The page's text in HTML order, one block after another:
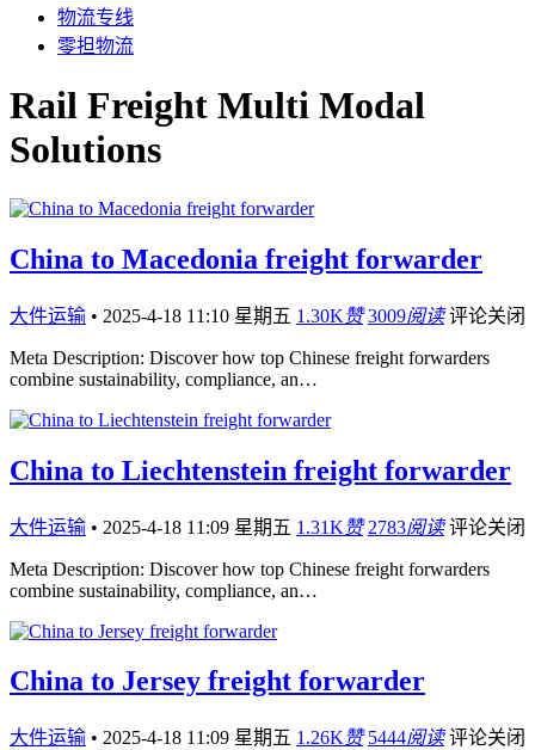
物流专线
零担物流
Rail Freight Multi Modal
Solutions
China to Macedonia freight forwarder
大件运输 • 2025-4-18 11:10 星期五 1.30K赞 3009阅读 评论关闭
Meta Description: Discover how top Chinese freight forwarders
combine sustainability, compliance, an…
China to Liechtenstein freight forwarder
大件运输 • 2025-4-18 11:09 星期五 1.31K赞 2783阅读 评论关闭
Meta Description: Discover how top Chinese freight forwarders
combine sustainability, compliance, an…
China to Jersey freight forwarder
大件运输 • 2025-4-18 11:09 星期五 1.26K赞 5444阅读 评论关闭